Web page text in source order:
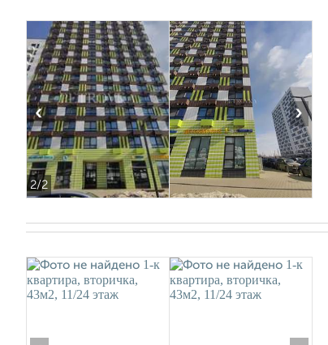
2/2
‹ ›